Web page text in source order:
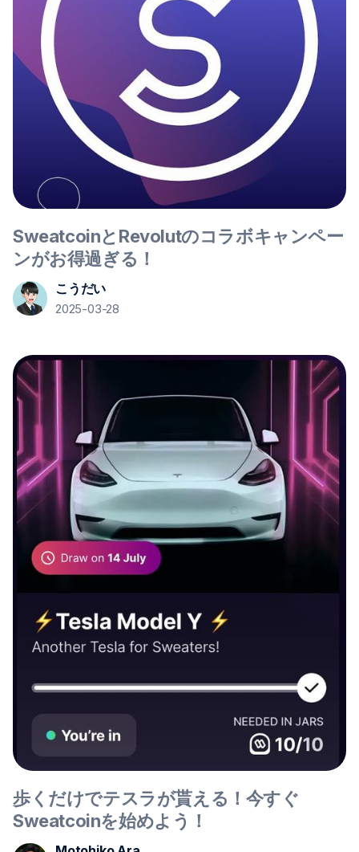
SweatcoinとRevolutのコラボキャンペー
ンがお得過ぎる！
こうだい
2025-03-28
歩くだけでテスラが貰える！今すぐ
Sweatcoinを始めよう！